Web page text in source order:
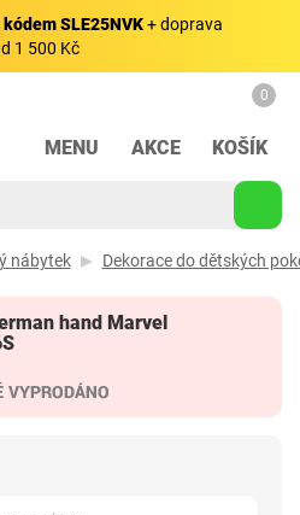
kódem SLE25NVK+ doprava
1 500 Kč
MENU AKCE
0
KOŠÍK
nábytek Dekorace do dětských
hand Marvel